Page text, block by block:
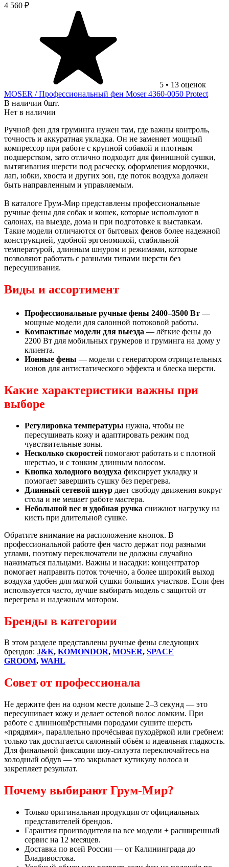
4 560 ₽
5 • 13 оценок
MOSER / Профессиональный фен Moser 4360-0050 Protect
В наличии 0шт.
Нет в наличии
Ручной фен для груминга нужен там, где важны контроль,
точность и аккуратная укладка. Он не заменяет мощный
компрессор при работе с крупной собакой и плотным
подшерстком, зато отлично подходит для финишной сушки,
вытягивания шерсти под расческу, оформления мордочки,
лап, юбки, хвоста и других зон, где поток воздуха должен
быть направленным и управляемым.
В каталоге Грум-Мир представлены профессиональные
ручные фены для собак и кошек, которые используют в
салонах, на выезде, дома и при подготовке к выставкам.
Такие модели отличаются от бытовых фенов более надежной
конструкцией, удобной эргономикой, стабильной
температурой, длинным шнуром и режимами, которые
позволяют работать с разными типами шерсти без
пересушивания.
Виды и ассортимент
Профессиональные ручные фены 2400–3500 Вт —
мощные модели для салонной потоковой работы.
Компактные модели для выезда — лёгкие фены до
2200 Вт для мобильных грумеров и груминга на дому у
клиента.
Ионные фены — модели с генератором отрицательных
ионов для антистатического эффекта и блеска шерсти.
Какие характеристики важны при
выборе
Регулировка температуры нужна, чтобы не
пересушивать кожу и адаптировать режим под
чувствительные зоны.
Несколько скоростей помогают работать и с плотной
шерстью, и с тонким длинным волосом.
Кнопка холодного воздуха фиксирует укладку и
помогает завершить сушку без перегрева.
Длинный сетевой шнур дает свободу движения вокруг
стола и не мешает работе мастера.
Небольшой вес и удобная ручка снижают нагрузку на
кисть при длительной сушке.
Обратите внимание на расположение кнопок. В
профессиональной работе фен часто держат под разными
углами, поэтому переключатели не должны случайно
нажиматься пальцами. Важны и насадки: концентратор
помогает направить поток точечно, а более широкий выход
воздуха удобен для мягкой сушки больших участков. Если фен
используется часто, лучше выбирать модель с защитой от
перегрева и надежным мотором.
Бренды в категории
В этом разделе представлены ручные фены следующих
брендов: J&K, KOMONDOR, MOSER, SPACE
GROOM, WAHL
Совет от профессионала
Не держите фен на одном месте дольше 2–3 секунд — это
пересушивает кожу и делает остевой волос ломким. При
работе с длинношёрстными породами сушите шерсть
«прядями», параллельно прочёсывая пуходёркой или гребнем:
только так достигается салонный объём и идеальная гладкость.
Для финальной фиксации шоу-силуэта переключайтесь на
холодный обдув — это закрывает кутикулу волоса и
закрепляет результат.
Почему выбирают Грум-Мир?
Только оригинальная продукция от официальных
представителей брендов.
Гарантия производителя на все модели + расширенный
сервис на 12 месяцев.
Доставка по всей России — от Калининграда до
Владивостока.